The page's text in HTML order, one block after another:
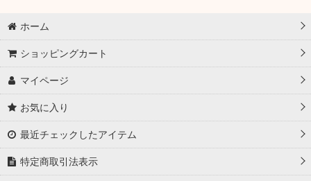
ホーム
ショッピングカート
マイページ
お気に入り
最近チェックしたアイテム
特定商取引法表示